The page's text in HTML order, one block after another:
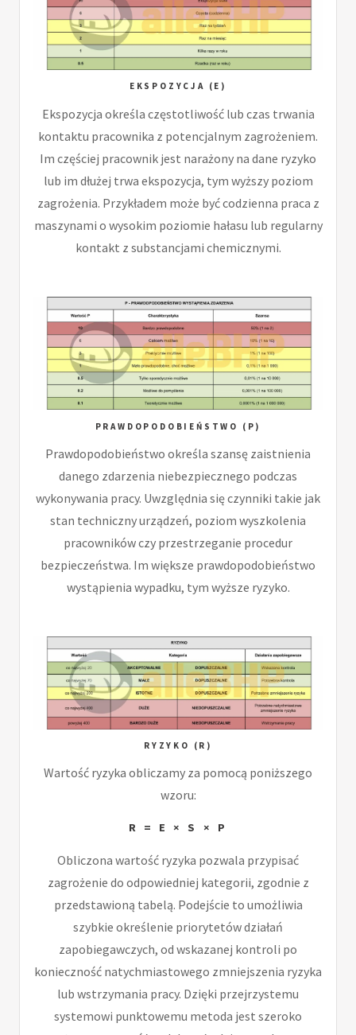
EKSPOZYCJA (E)
Ekspozycja określa częstotliwość lub czas trwania
kontaktu pracownika z potencjalnym zagrożeniem.
Im częściej pracownik jest narażony na dane ryzyko
lub im dłużej trwa ekspozycja, tym wyższy poziom
zagrożenia. Przykładem może być codzienna praca z
maszynami o wysokim poziomie hałasu lub regularny
kontakt z substancjami chemicznymi.
PRAWDOPODOBIEŃSTWO (P)
Prawdopodobieństwo określa szansę zaistnienia
danego zdarzenia niebezpiecznego podczas
wykonywania pracy. Uwzględnia się czynniki takie jak
stan techniczny urządzeń, poziom wyszkolenia
pracowników czy przestrzeganie procedur
bezpieczeństwa. Im większe prawdopodobieństwo
wystąpienia wypadku, tym wyższe ryzyko.
RYZYKO (R)
Wartość ryzyka obliczamy za pomocą poniższego
wzoru:
R = E × S × P
Obliczona wartość ryzyka pozwala przypisać
zagrożenie do odpowiedniej kategorii, zgodnie z
przedstawioną tabelą. Podejście to umożliwia
szybkie określenie priorytetów działań
zapobiegawczych, od wskazanej kontroli po
konieczność natychmiastowego zmniejszenia ryzyka
lub wstrzymania pracy. Dzięki przejrzystemu
systemowi punktowemu metoda jest szeroko